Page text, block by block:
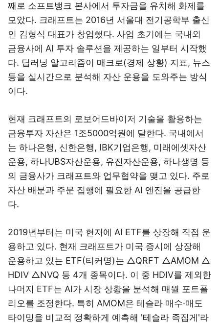
째로 소프트뱅크 본사에서 투자금을 유치해 화제를
모았다. 크래프트는 2016년 서울대 전기공학부 출신
인 김형식 대표가 창업했다. 사업 초기에는 국내외
금융사에 AI 투자 솔루션을 제공하는 일부터 시작했
다. 딥러닝 알고리즘이 매크로(경제 상황) 지표, 뉴스
등을 실시간으로 분석해 자산 운용을 도와주는 방식
이다.
현재 크래프트의 로보어드바이저 기술을 활용하는
금융투자 자산은 1조5000억원에 달한다. 국내에서
는 하나은행, 신한은행, IBK기업은행, 미래에셋자산
운용, 하나UBS자산운용, 유진자산운용, 하나생명 등
의 금융사가 크래프트와 업무협약을 맺고 있다. 주로
자산 배분과 주문 집행에 필요한 AI 엔진을 공급한
다.
2019년부터는 미국 현지에 AI ETF를 상장해 직접 운
용하고 있다. 현재 크래프트가 미국 증시에 상장해
운용하고 있는 ETF(티커명)는 △QRFT △AMOM △
HDIV △NVQ 등 4개 종목이다. 이 중 HDIV를 제외한
나머지 ETF는 AI가 시장 상황을 분석해 매월 포트폴
리오를 조정한다. 특히 AMOM은 테슬라 매수·매도
타이밍을 비교적 정확하게 예측해 '테슬라 족집게'라